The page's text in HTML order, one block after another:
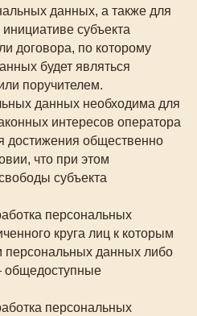
данных, а также для
субъекта
договора, по которому
будет являться
поручителем.
данных необходима для
интересов оператора
достижения общественно
что при этом
субъекта
персональных
круга лиц к которым
персональных данных либо
общедоступные
персональных